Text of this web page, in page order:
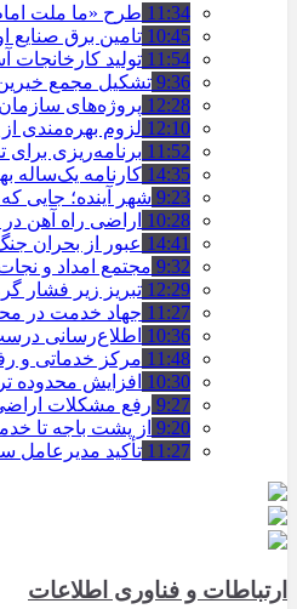
11:34 طرح «ما ملت
10:45 تامین برق
11:54 تولید کارخانجات
9:36 تشکیل مجمع
12:28 پروژه‌های
12:10 لزوم بهره‌مندی
11:52 برنامه‌ریزی
14:35 کارنامه یک‌ساله
9:23 شهر آینده؛ جایی
10:28 اراضی راه آهن
14:41 عبور از بحران
9:32 مجتمع امداد و
12:29 تبریز زیر فشار
11:27 جهاد خدمت در
10:36 اطلاع‌رسانی
11:48 مرکز خدماتی و
10:30 افزایش محدوده
9:27 رفع مشکلات اراضی فاز ۲ خاوران با جدیت
9:20 از پشت باجه تا
11:27 تأکید مدیرعامل
ارتباطات و فناوری اطلاعات